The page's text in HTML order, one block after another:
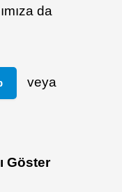
da
veya
Göster